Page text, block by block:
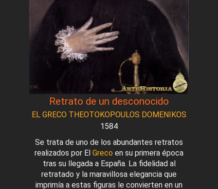
Retrato de un desconocido
EL GRECO THEOTOKOPOULOS DOMENIKOS
1584
Se trata de uno de los abundantes retratos
realizados por El Greco en su primera época
tras su llegada a España. La fidelidad al
retratado y la maravillosa elegancia que
imprimía a estas figuras le convierten en un